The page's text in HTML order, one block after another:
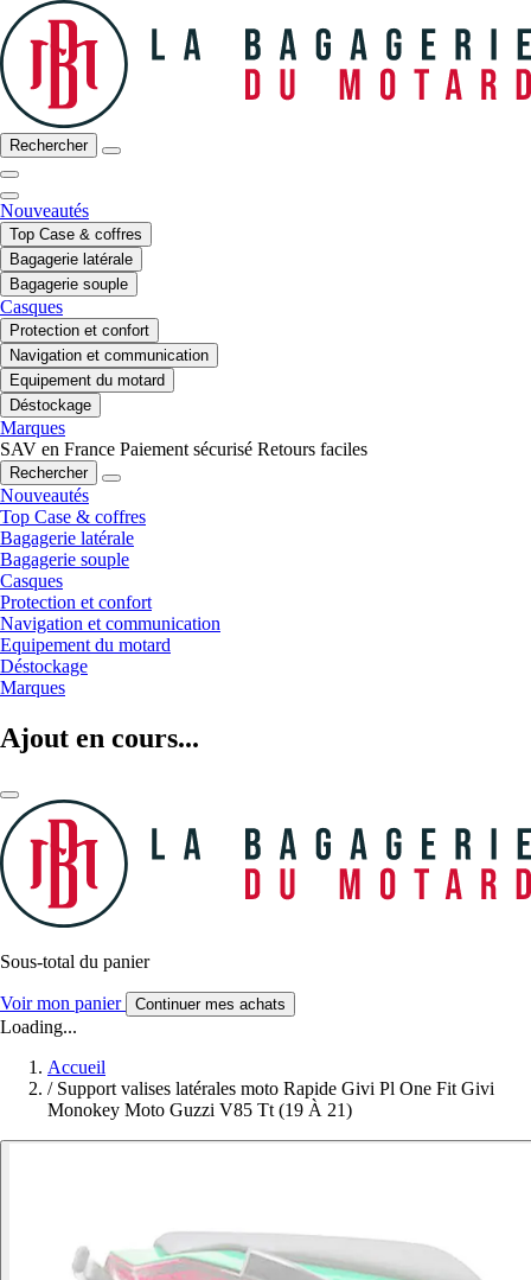
Rechercher
Nouveautés
Top Case & coffres
Bagagerie latérale
Bagagerie souple
Casques
Protection et confort
Navigation et communication
Equipement du motard
Déstockage
Marques
SAV en France Paiement sécurisé Retours faciles
Rechercher
Nouveautés
Top Case & coffres
Bagagerie latérale
Bagagerie souple
Casques
Protection et confort
Navigation et communication
Equipement du motard
Déstockage
Marques
Ajout en cours...
Sous-total du panier
Voir mon panier Continuer mes achats
Loading...
Accueil
/ Support valises latérales moto Rapide Givi Pl One Fit Givi
Monokey Moto Guzzi V85 Tt (19 À 21)